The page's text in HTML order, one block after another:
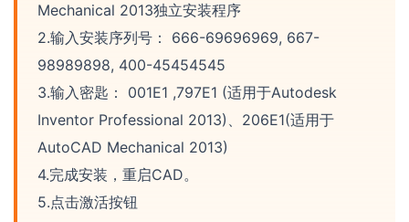
Mechanical 2013独立安装程序
2.输入安装序列号： 666-69696969, 667-
98989898, 400-45454545
3.输入密匙： 001E1 ,797E1 (适用于Autodesk
Inventor Professional 2013)、206E1(适用于
AutoCAD Mechanical 2013)
4.完成安装，重启CAD。
5.点击激活按钮